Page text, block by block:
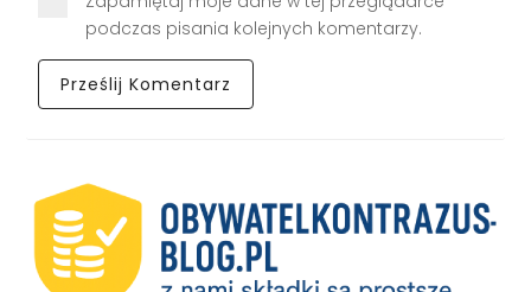
podczas pisania kolejnych komentarzy.